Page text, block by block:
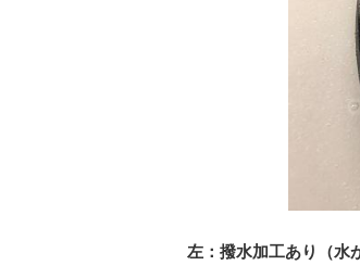
左：撥水加工あり（水